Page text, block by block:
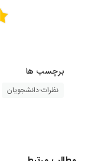
برچسب ها
نظرات-دانشجویان